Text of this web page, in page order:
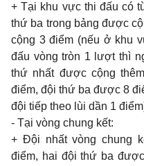
+ Tại khu vực thi đấu có
thứ ba trong bảng được
cộng 3 điểm (nếu ở khu
đấu vòng tròn 1 lượt thì
thứ nhất được cộng
điểm, đội thứ ba được 8
đội tiếp theo lùi dần 1
- Tại vòng chung kết:
+ Đội nhất vòng chung
điểm, hai đội thứ ba